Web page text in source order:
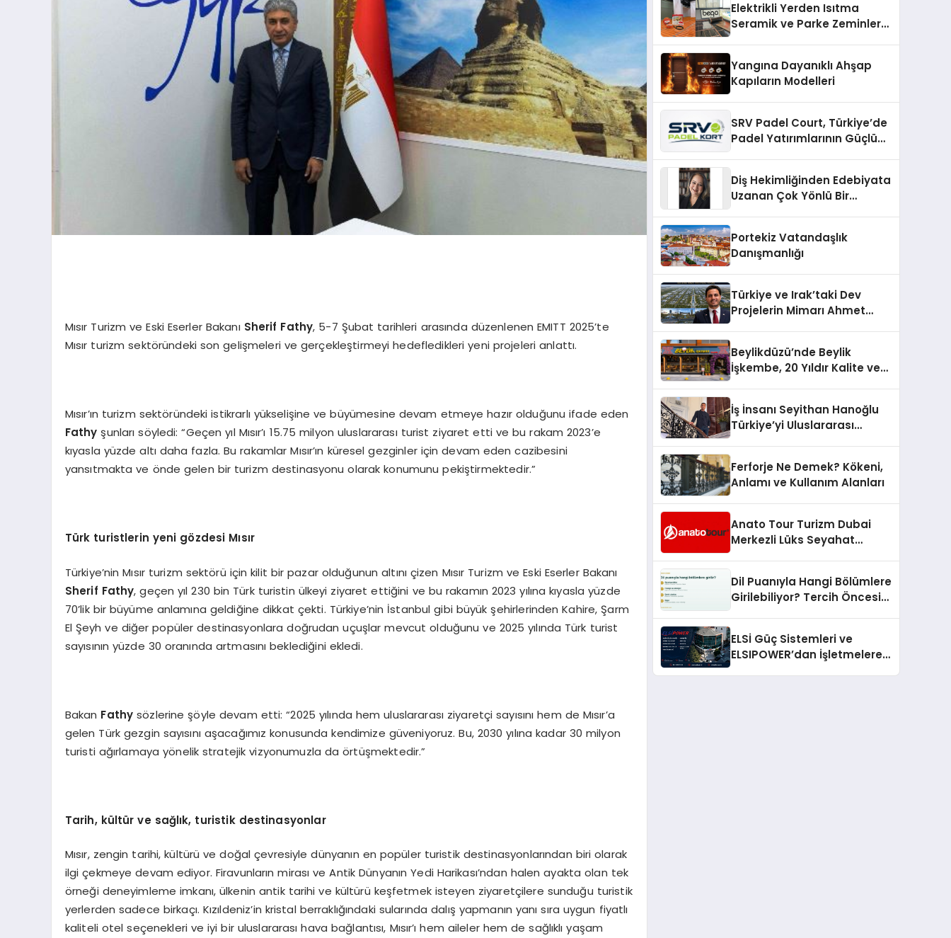
Mısır Turizm ve Eski Eserler Bakanı Sherif Fathy, 5-7 Şubat tarihleri arasında düzenlenen EMITT 2025’te
Mısır turizm sektöründeki son gelişmeleri ve gerçekleştirmeyi hedefledikleri yeni projeleri anlattı.
Mısır’ın turizm sektöründeki istikrarlı yükselişine ve büyümesine devam etmeye hazır olduğunu ifade eden
Fathy şunları söyledi: “Geçen yıl Mısır’ı 15.75 milyon uluslararası turist ziyaret etti ve bu rakam 2023’e
kıyasla yüzde altı daha fazla. Bu rakamlar Mısır’ın küresel gezginler için devam eden cazibesini
yansıtmakta ve önde gelen bir turizm destinasyonu olarak konumunu pekiştirmektedir.”
Türk turistlerin yeni gözdesi Mısır
Türkiye’nin Mısır turizm sektörü için kilit bir pazar olduğunun altını çizen Mısır Turizm ve Eski Eserler Bakanı
Sherif Fathy, geçen yıl 230 bin Türk turistin ülkeyi ziyaret ettiğini ve bu rakamın 2023 yılına kıyasla yüzde
70’lik bir büyüme anlamına geldiğine dikkat çekti. Türkiye’nin İstanbul gibi büyük şehirlerinden Kahire, Şarm
El Şeyh ve diğer popüler destinasyonlara doğrudan uçuşlar mevcut olduğunu ve 2025 yılında Türk turist
sayısının yüzde 30 oranında artmasını beklediğini ekledi.
Bakan Fathy sözlerine şöyle devam etti: “2025 yılında hem uluslararası ziyaretçi sayısını hem de Mısır’a
gelen Türk gezgin sayısını aşacağımız konusunda kendimize güveniyoruz. Bu, 2030 yılına kadar 30 milyon
turisti ağırlamaya yönelik stratejik vizyonumuzla da örtüşmektedir.”
Tarih, kültür ve sağlık, turistik destinasyonlar
Mısır, zengin tarihi, kültürü ve doğal çevresiyle dünyanın en popüler turistik destinasyonlarından biri olarak
ilgi çekmeye devam ediyor. Firavunların mirası ve Antik Dünyanın Yedi Harikası’ndan halen ayakta olan tek
örneği deneyimleme imkanı, ülkenin antik tarihi ve kültürü keşfetmek isteyen ziyaretçilere sunduğu turistik
yerlerden sadece birkaçı. Kızıldeniz’in kristal berraklığındaki sularında dalış yapmanın yanı sıra uygun fiyatlı
kaliteli otel seçenekleri ve iyi bir uluslararası hava bağlantısı, Mısır’ı hem aileler hem de sağlıklı yaşam
Elektrikli Yerden Isıtma
Seramik ve Parke Zeminler
Yangına Dayanıklı Ahşap
Kapıların Modelleri
SRV Padel Court, Türkiye’de
Padel Yatırımlarının Güçlü
Diş Hekimliğinden Edebiyata
Uzanan Çok Yönlü Bir
Portekiz Vatandaşlık
Danışmanlığı
Türkiye ve Irak’taki Dev
Projelerin Mimarı Ahmet
Holding Industrial City”
Projesini Hayata Geçirecek
Beylikdüzü’nde Beylik
İşkembe, 20 Yıldır Kalite ve
İş İnsanı Seyithan Hanoğlu
Türkiye’yi Uluslararası
Ferforje Ne Demek? Kökeni,
Anlamı ve Kullanım Alanları
Anato Tour Turizm Dubai
Merkezli Lüks Seyahat
Dil Puanıyla Hangi Bölümlere
Girilebiliyor? Tercih Öncesi
ELSİ Güç Sistemleri ve
ELSIPOWER’dan İşletmelere